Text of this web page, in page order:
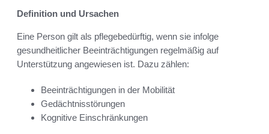
Definition und Ursachen
Eine Person gilt als pflegebedürftig, wenn sie infolge
gesundheitlicher Beeinträchtigungen regelmäßig auf
Unterstützung angewiesen ist. Dazu zählen:
Beeinträchtigungen in der Mobilität
Gedächtnisstörungen
Kognitive Einschränkungen